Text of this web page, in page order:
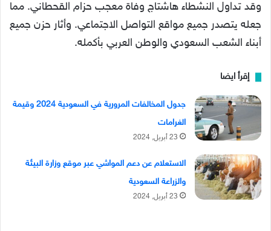
وقد تداول النشطاء هاشتاج وفاة معجب حزام القحطاني. مما
جعله يتصدر جميع مواقع التواصل الاجتماعي. وأثار حزن جميع
أبناء الشعب السعودي والوطن العربي بأكمله.
إقرأ ايضا
جدول المخالفات المرورية في السعودية 2024 وقيمة
الغرامات
23 أبريل, 2024
الاستعلام عن دعم المواشي عبر موقع وزارة البيئة
والزراعة السعودية
23 أبريل, 2024